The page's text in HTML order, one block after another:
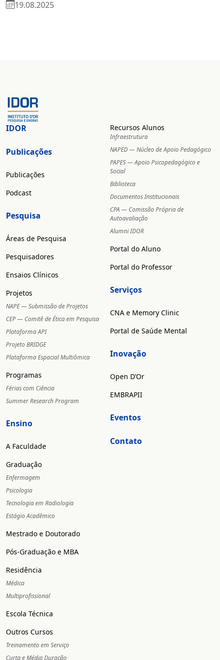
19.08.2025
IDOR
Publicações
Publicações
Podcast
Pesquisa
Áreas de Pesquisa
Pesquisadores
Ensaios Clínicos
Projetos
NAPE — Submissão de Projetos
CEP — Comitê de Ética em Pesquisa
Plataforma API
Projeto BRIDGE
Plataforma Espacial Multiômica
Programas
Férias com Ciência
Summer Research Program
Ensino
A Faculdade
Graduação
Enfermagem
Psicologia
Tecnologia em Radiologia
Estágio Acadêmico
Mestrado e Doutorado
Pós-Graduação e MBA
Residência
Médica
Multiprofissional
Escola Técnica
Outros Cursos
Treinamento em Serviço
Curta e Média Duração
Recursos Alunos
Infraestrutura
NAPED — Núcleo de Apoio Pedagógico
PAPES — Apoio Psicopedagógico e
Social
Biblioteca
Documentos Institucionais
CPA — Comissão Própria de
Autoavaliação
Alumni IDOR
Portal do Aluno
Portal do Professor
Serviços
CNA e Memory Clinic
Portal de Saúde Mental
Inovação
Open D’Or
EMBRAPII
Eventos
Contato